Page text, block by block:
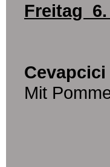
Freitag
Cevapcici
Mit